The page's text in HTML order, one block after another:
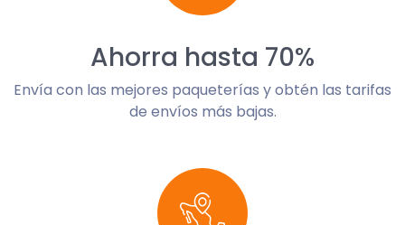
Ahorra hasta 70%
Envía con las mejores paqueterías y obtén las tarifas
de envíos más bajas.